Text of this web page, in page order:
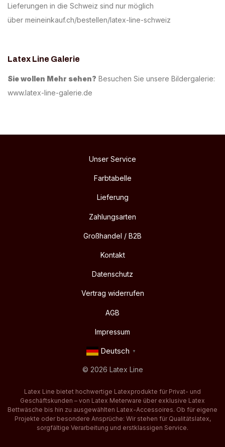
Lieferungen in die Schweiz sind nur möglich
über meineinkauf.ch/bestellen/latex-line-schweiz
Latex Line Galerie
Sie wollen Mehr sehen? Besuchen Sie unsere Bildergalerie:
www.latex-line-galerie.de
Unser Service
Farbtabelle
Lieferung
Zahlungsarten
Großhandel / B2B
Kontakt
Datenschutz
Vertrag widerrufen
AGB
Impressum
Deutsch ▼
© 2026 Latex Line
Latex Line bietet hochwertige Latexprodukte für Privat- und
Geschäftskunden – von Latex Meterware über exklusive Latex
Bettwäsche bis hin zu ausgewählten Latex-Accessoires. Ob für eigene
Projekte oder besondere Ansprüche: Wir stehen für Qualitätslatex,
sorgfältige Verarbeitung und erstklassigen Service.